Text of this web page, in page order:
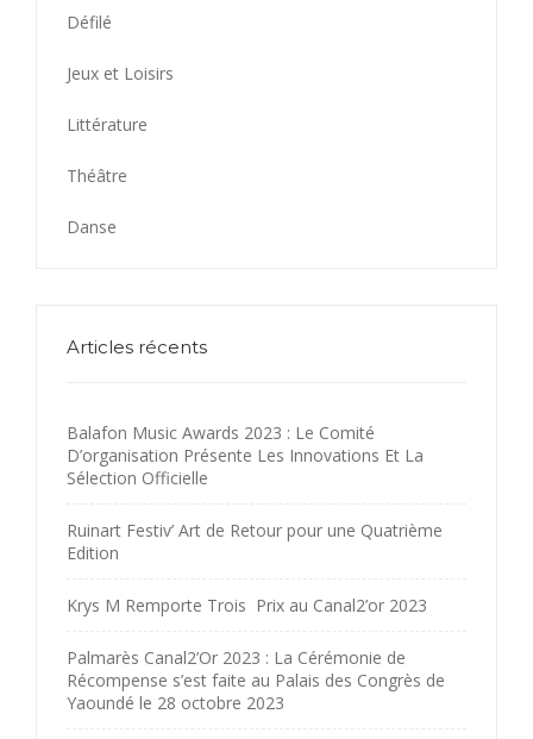
Défilé
Jeux et Loisirs
Littérature
Théâtre
Danse
Articles récents
Balafon Music Awards 2023 : Le Comité
D’organisation Présente Les Innovations Et La
Sélection Officielle
Ruinart Festiv’ Art de Retour pour une Quatrième
Edition
Krys M Remporte Trois Prix au Canal2’or 2023
Palmarès Canal2’Or 2023 : La Cérémonie de
Récompense s’est faite au Palais des Congrès de
Yaoundé le 28 octobre 2023